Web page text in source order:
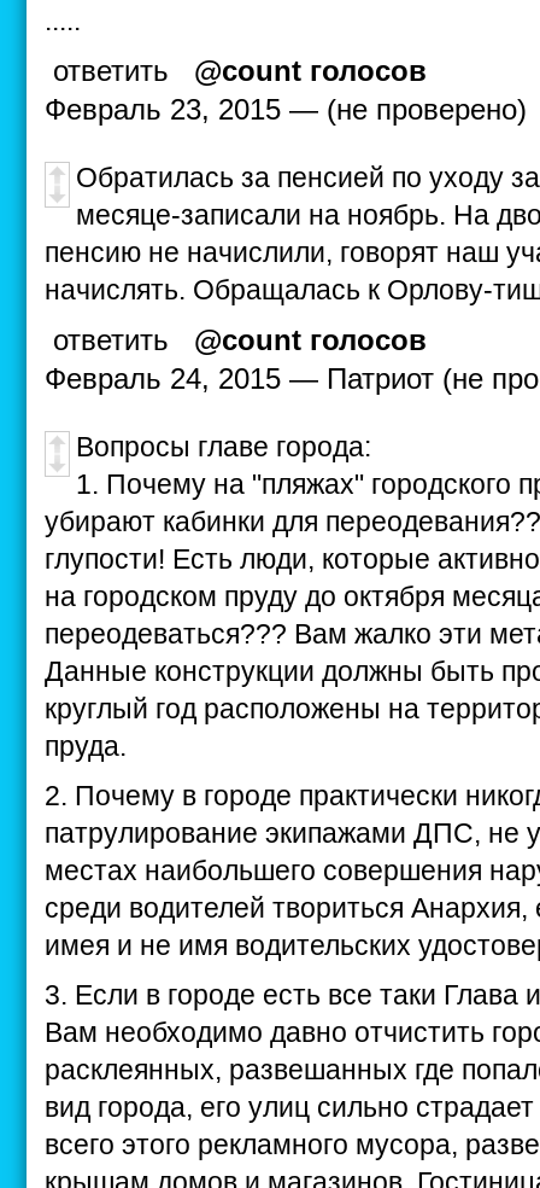
.....
ответить
@count голосов
Февраль 23, 2015 — (не проверено)
Обратилась за пенсией по уходу
месяце-записали на ноябрь. На
пенсию не начислили, говорят наш
начислять. Обращалась к Орлову-
ответить
@count голосов
Февраль 24, 2015 — Патриот (не
Вопросы главе города:
1. Почему на "пляжах" городского
убирают кабинки для
глупости! Есть люди, которые
на городском пруду до октября
переодеваться??? Вам жалко эти
Данные конструкции должны быть
круглый год расположены на
пруда.
2. Почему в городе практически
патрулирование экипажами ДПС, не
местах наибольшего совершения
среди водителей твориться Анархия,
имея и не имя водительских
3. Если в городе есть все таки Глава
Вам необходимо давно отчистить
расклеянных, развешанных где
вид города, его улиц сильно
всего этого рекламного мусора,